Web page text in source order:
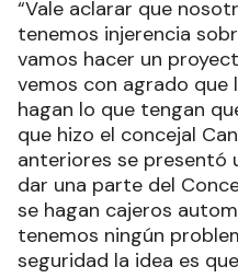
“Vale aclarar que
tenemos injerencia
vamos hacer un
vemos con agrado que
hagan lo que tengan
que hizo el concejal
anteriores se presentó
dar una parte del
se hagan cajeros
tenemos ningún
seguridad la idea es